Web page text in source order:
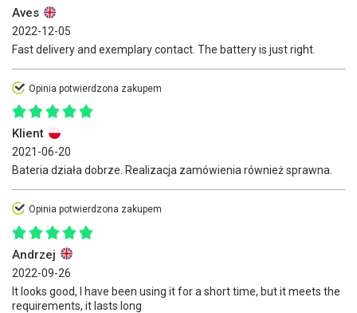
Aves
2022-12-05
Fast delivery and exemplary contact. The battery is just right.
Opinia potwierdzona zakupem
Klient
2021-06-20
Bateria działa dobrze. Realizacja zamówienia również sprawna.
Opinia potwierdzona zakupem
Andrzej
2022-09-26
It looks good, I have been using it for a short time, but it meets the
requirements, it lasts long